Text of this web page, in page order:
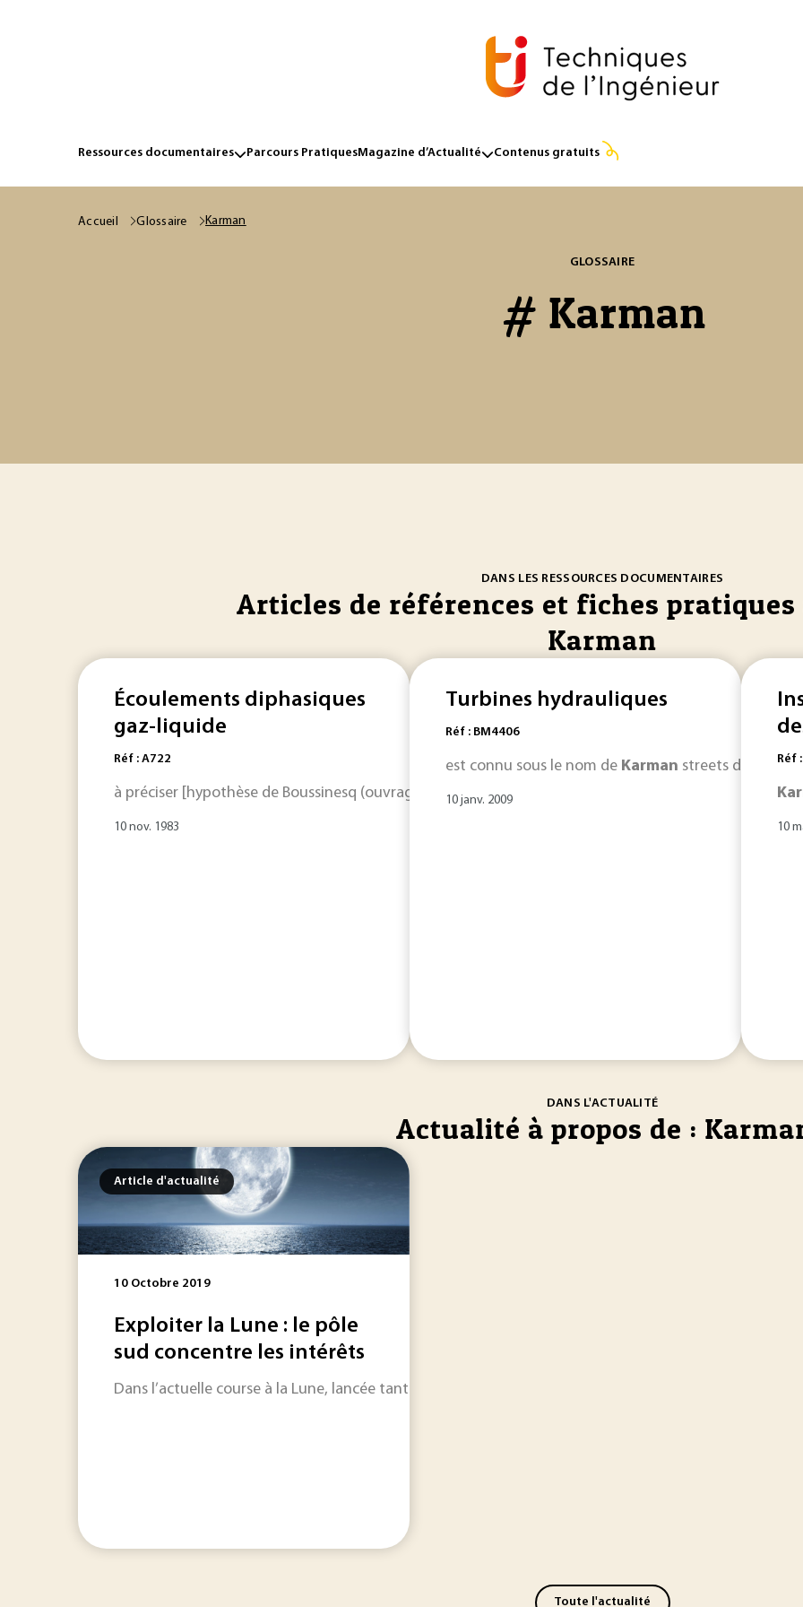
Ressources documentaires Parcours PratiquesMagazine d’Actualité Contenus gratuits
Accueil Glossaire Karman
GLOSSAIRE
# Karman
DANS LES RESSOURCES DOCUMENTAIRES
Articles de références et fiches pratiques
Karman
Écoulements diphasiques
gaz-liquide
Réf : A722
à préciser [hypothèse de Boussinesq (ouvrage de Hinze)]. En utilisant la loi de Prandtl-Von ...
10 nov. 1983
Turbines hydrauliques
Réf : BM4406
est connu sous le nom de Karman streets du nom
10 janv. 2009
Réf
10
DANS L'ACTUALITÉ
Actualité à propos de :
Article d'actualité
10 Octobre 2019
Exploiter la Lune : le pôle
sud concentre les intérêts
Dans l’actuelle course à la Lune, lancée tant par les agences spatiales que par des opérateurs privés,
Toute l'actualité